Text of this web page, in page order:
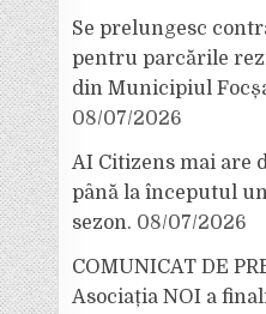
Se prelungesc
pentru parcările
din Municipiul
08/07/2026
AI Citizens mai are
până la începutul
sezon. 08/07/2026
COMUNICAT DE
Asociația NOI a